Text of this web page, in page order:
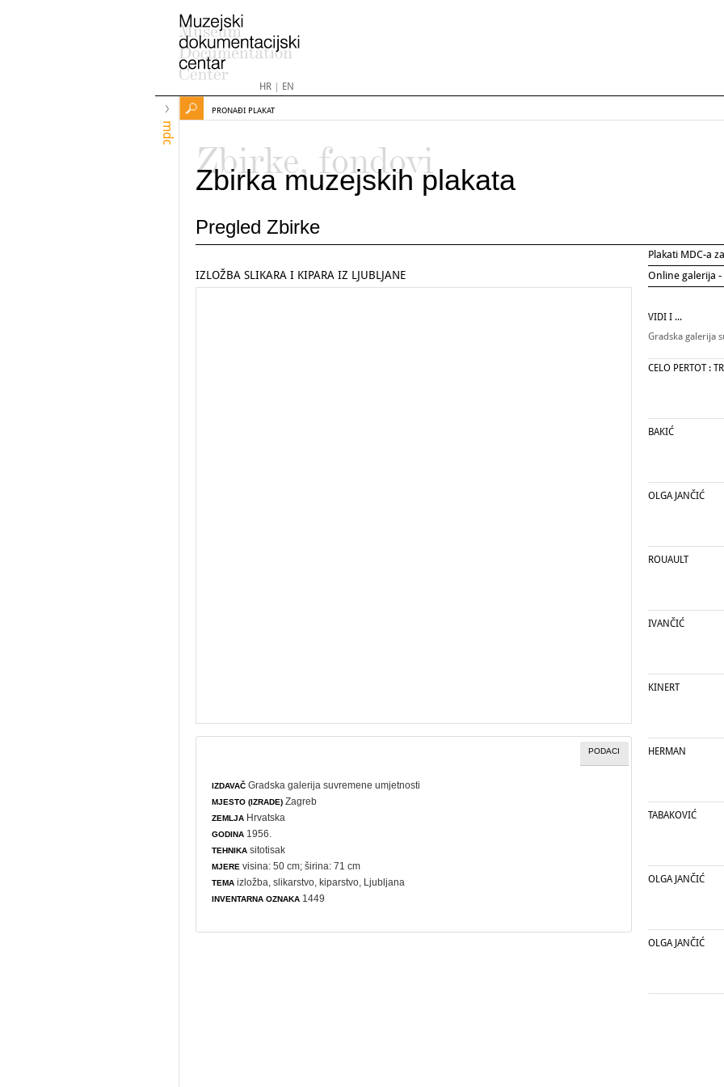
HR| EN
mdc
PRONAĐI PLAKAT
Zbirke, fondovi
Zbirka muzejskih plakata
Pregled Zbirke
Plakati MDC-a
Online galerija
IZLOŽBA SLIKARA I KIPARA IZ LJUBLJANE
PODACI
IZDAVAČ Gradska galerija suvremene umjetnosti
MJESTO (IZRADE) Zagreb
ZEMLJA Hrvatska
GODINA 1956.
TEHNIKA sitotisak
MJERE visina: 50 cm; širina: 71 cm
TEMA izložba ,slikarstvo ,kiparstvo , Ljubljana
INVENTARNA OZNAKA 1449
VIDI I ...
Gradska galerija
CELO PERTOT :
BAKIĆ
OLGA JANČIĆ
ROUAULT
IVANČIĆ
KINERT
HERMAN
TABAKOVIĆ
OLGA JANČIĆ
OLGA JANČIĆ